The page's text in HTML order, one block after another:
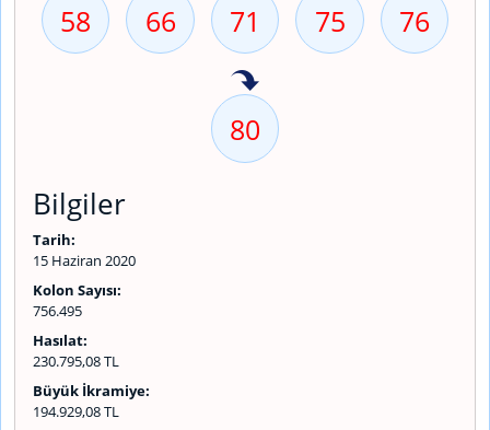
58 66 71 75 76
80
Bilgiler
Tarih:
15 Haziran 2020
Kolon Sayısı:
756.495
Hasılat:
230.795,08 TL
Büyük İkramiye:
194.929,08 TL